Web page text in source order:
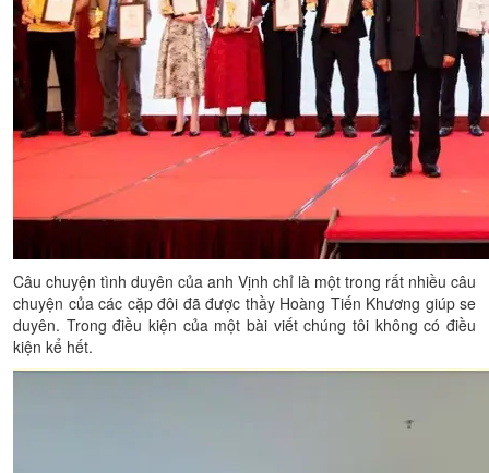
Câu chuyện tình duyên của anh Vịnh chỉ là một trong rất nhiều câu
chuyện của các cặp đôi đã được thầy Hoàng Tiến Khương giúp se
duyên. Trong điều kiện của một bài viết chúng tôi không có điều
kiện kể hết.